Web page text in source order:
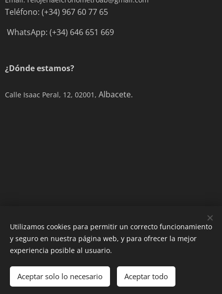
Teléfono: (+34) 967 60 77 65
WhatsApp: (+34) 646 651 669
¿Dónde estamos?
Calle Isaac Peral, 12, 02001, Albacete.
Creado conWebnode
Languages
English
Utilizamos cookies para permitir un correcto funcionamiento
y seguro en nuestra página web, y para ofrecer la mejor
experiencia posible al usuario.
Aceptar solo lo necesario Aceptar todo